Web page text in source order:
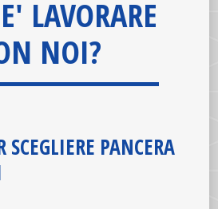
LAVORARE
NOI?
PANCERA